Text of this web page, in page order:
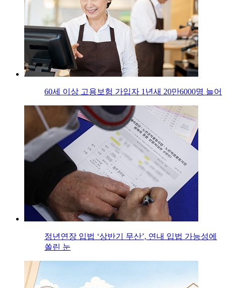
60세 이상 고용보험 가입자 1년새 20만6000명 늘어
정년연장 입법 ‘상반기 무산’, 연내 입법 가능성에
쏠린 눈